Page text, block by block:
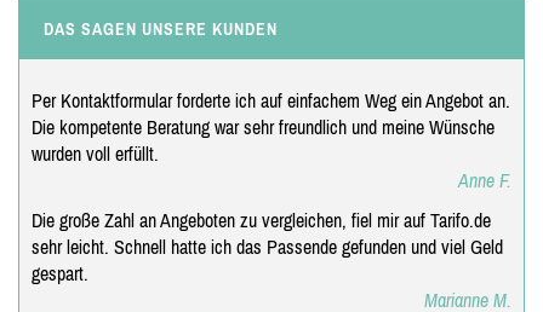
DAS SAGEN UNSERE KUNDEN
Per Kontaktformular forderte ich auf einfachem Weg ein Angebot an.
Die kompetente Beratung war sehr freundlich und meine Wünsche
wurden voll erfüllt.
Anne F.
Die große Zahl an Angeboten zu vergleichen, fiel mir auf Tarifo.de
sehr leicht. Schnell hatte ich das Passende gefunden und viel Geld
gespart.
Marianne M.